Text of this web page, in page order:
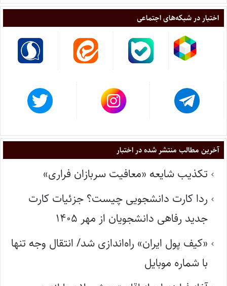
اختبار در شبکه‌های اجتماعی
آخرین مطالب منتشر شده در اختبار
تکذیب شایعه «معافیت سربازان فراری»
ردا کارت دانشجویی چیست؟ جزئیات کارت
جدید رفاهی دانشجویان از مهر ۱۴۰۵
«کیف پول ایران» راه‌اندازی شد/ انتقال وجه تنها
با شماره موبایل